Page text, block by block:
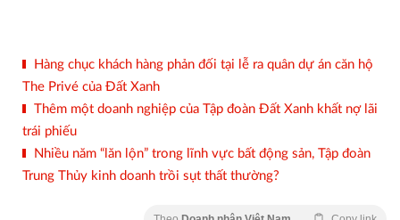
Hàng chục khách hàng phản đối tại lễ ra quân dự án căn hộ
The Privé của Đất Xanh
Thêm một doanh nghiệp của Tập đoàn Đất Xanh khất nợ lãi
trái phiếu
Nhiều năm “lăn lộn” trong lĩnh vực bất động sản, Tập đoàn
Trung Thủy kinh doanh trồi sụt thất thường?